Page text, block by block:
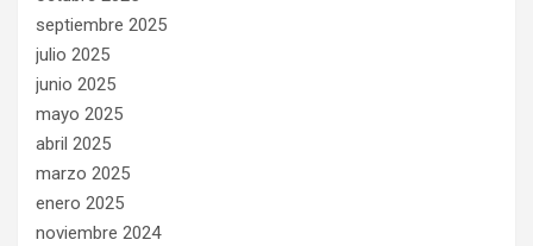
septiembre 2025
julio 2025
junio 2025
mayo 2025
abril 2025
marzo 2025
enero 2025
noviembre 2024